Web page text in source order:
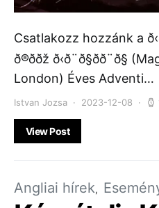
Csatlakozz hozzánk a
ð®ð­ðž
London) Éves Adventi…
Istvan Jozsa 2023-12-08
View Post
Angliai hírek